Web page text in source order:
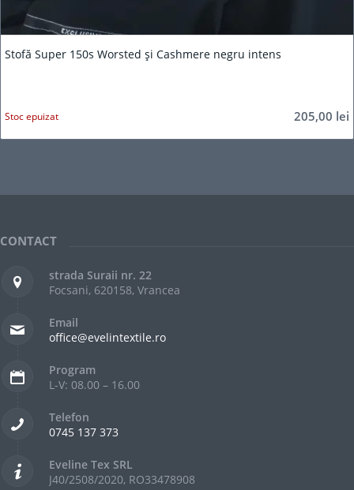
Stofă Super 150s Worsted și Cashmere negru intens
205,00 lei
Stoc epuizat
CONTACT
strada Suraii nr. 22
Focsani, 620158, Vrancea
Email
office@evelintextile.ro
Program
L-V: 08.00 – 16.00
Telefon
0745 137 373
Eveline Tex SRL
J40/2508/2020, RO33478908